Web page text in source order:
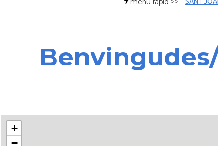
menu ràpid >>
Benvingudes/
+
−